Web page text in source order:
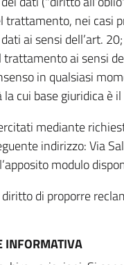
nei casi
ai sensi dell’art. 20;
ai sensi
in qualsiasi
cui base giuridica è
mediante
indirizzo: Via
modulo
di proporre
INFORMATIVA